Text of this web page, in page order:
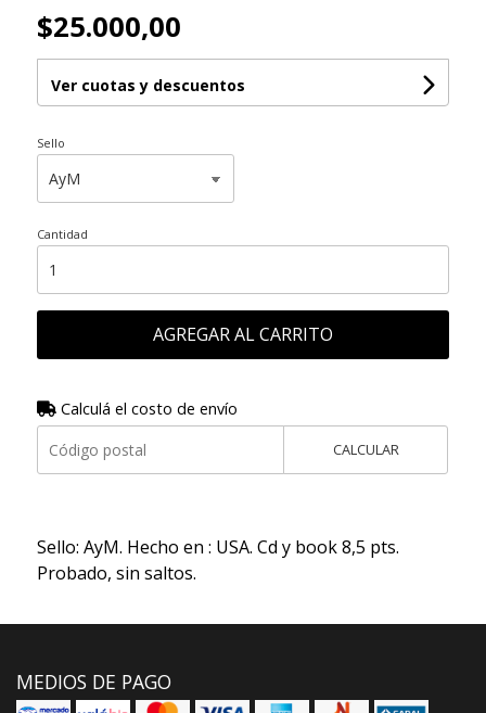
$25.000,00
Ver cuotas y descuentos
Sello
Cantidad
AGREGAR AL CARRITO
Calculá el costo de envío
CALCULAR
Sello: AyM. Hecho en : USA. Cd y book 8,5 pts.
Probado, sin saltos.
MEDIOS DE PAGO